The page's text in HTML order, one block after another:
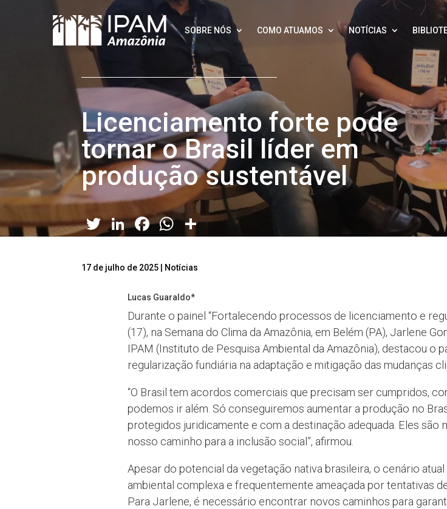
SOBRE NÓS COMO ATUAMOS NOTÍCIAS
Licenciamento forte pode
tornar o Brasil líder em
produção sustentável
Twitter
LinkedIn
Facebook
WhatsApp
Share
17 de julho de 2025 Notícias
Lucas Guaraldo*
Durante o painel “Fortalecendo processos de licenciamento e
(17), na Semana do Clima da Amazônia, em Belém (PA), Jarlene
IPAM (Instituto de Pesquisa Ambiental da Amazônia), destacou o
regularização fundiária na adaptação e mitigação das mudanças
“O Brasil tem acordos comerciais que precisam ser cumpridos,
podemos ir além. Só conseguiremos aumentar a produção no
protegidos juridicamente e com a destinação adequada. Eles
nosso caminho para a inclusão social”, afirmou.
Apesar do potencial da vegetação nativa brasileira, o cenário
ambiental complexa e frequentemente ameaçada por tentativas
Para Jarlene, é necessário encontrar novos caminhos para